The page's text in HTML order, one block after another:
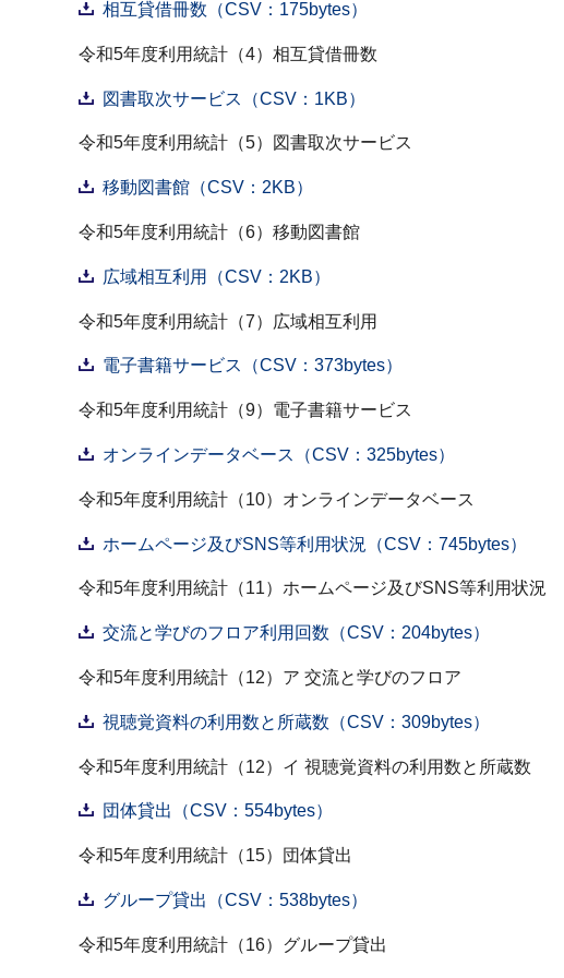
相互貸借冊数（CSV：175bytes）
令和5年度利用統計（4）相互貸借冊数
図書取次サービス（CSV：1KB）
令和5年度利用統計（5）図書取次サービス
移動図書館（CSV：2KB）
令和5年度利用統計（6）移動図書館
広域相互利用（CSV：2KB）
令和5年度利用統計（7）広域相互利用
電子書籍サービス（CSV：373bytes）
令和5年度利用統計（9）電子書籍サービス
オンラインデータベース（CSV：325bytes）
令和5年度利用統計（10）オンラインデータベース
ホームページ及びSNS等利用状況（CSV：745bytes）
令和5年度利用統計（11）ホームページ及びSNS等利用状況
交流と学びのフロア利用回数（CSV：204bytes）
令和5年度利用統計（12）ア 交流と学びのフロア
視聴覚資料の利用数と所蔵数（CSV：309bytes）
令和5年度利用統計（12）イ 視聴覚資料の利用数と所蔵数
団体貸出（CSV：554bytes）
令和5年度利用統計（15）団体貸出
グループ貸出（CSV：538bytes）
令和5年度利用統計（16）グループ貸出